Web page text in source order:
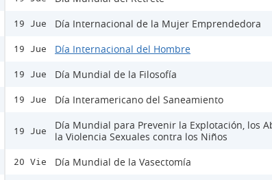
19 Jue Día Internacional de la Mujer Emprendedora
19 Jue Día Internacional del Hombre
19 Jue Día Mundial de la Filosofía
19 Jue Día Interamericano del Saneamiento
19 Jue
Día Mundial para Prevenir la Explotación, los
la Violencia Sexuales contra los Niños
20 Vie Día Mundial de la Vasectomía